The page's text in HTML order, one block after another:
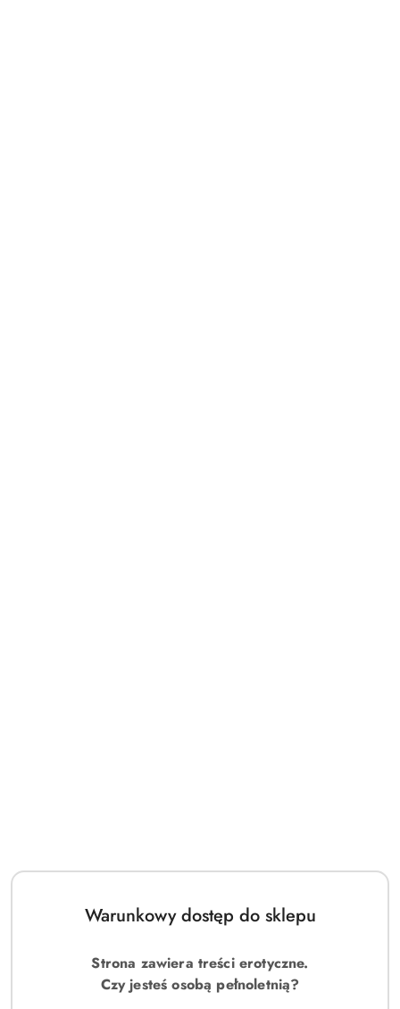
Warunkowy dostęp do sklepu
Strona zawiera treści erotyczne.
Czy jesteś osobą pełnoletnią?